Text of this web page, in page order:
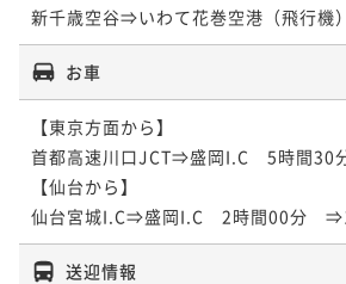
新千歳空谷⇒いわて花巻空港（飛行
お車
【東京方面から】
首都高速川口JCT⇒盛岡I.C　5時間30
【仙台から】
仙台宮城I.C⇒盛岡I.C　2時間00分　
送迎情報